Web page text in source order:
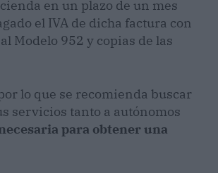
en un plazo de un mes
el IVA de dicha factura con
Modelo 952 y copias de las
lo que se recomienda buscar
servicios tanto a autónomos
para obtener una